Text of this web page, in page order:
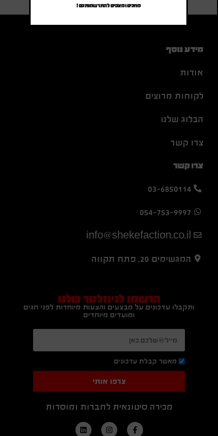
מידע נוסף
אודות
לקוחות מרוצים
הבלוג שלנו
צרו קשר
צרו קשר
03-6850114
054-753-9997
info@shekefaction.co.il
המגשימים 20, פתח תקווה
הרשמו לניוזלטר שלנו
ותקבלו עדכונים על מבצעים והצעות מיוחדות לפני חגים
ומועדים מיוחדים
מאשר קבלת עדכונים
צרפו אותי
מכירה סיטונאית לחברות ומוסדות
מחכים ומצפים להתרשמותכם !